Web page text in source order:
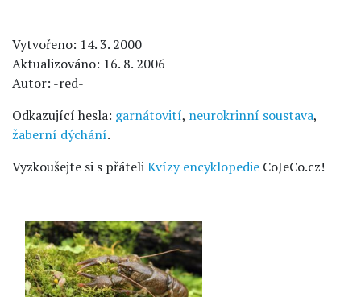
Vytvořeno: 14. 3. 2000
Aktualizováno: 16. 8. 2006
Autor: -red-
Odkazující hesla: garnátovití, neurokrinní soustava,
žaberní dýchání.
Vyzkoušejte si s přáteliKvízy encyklopedie CoJeCo.cz!